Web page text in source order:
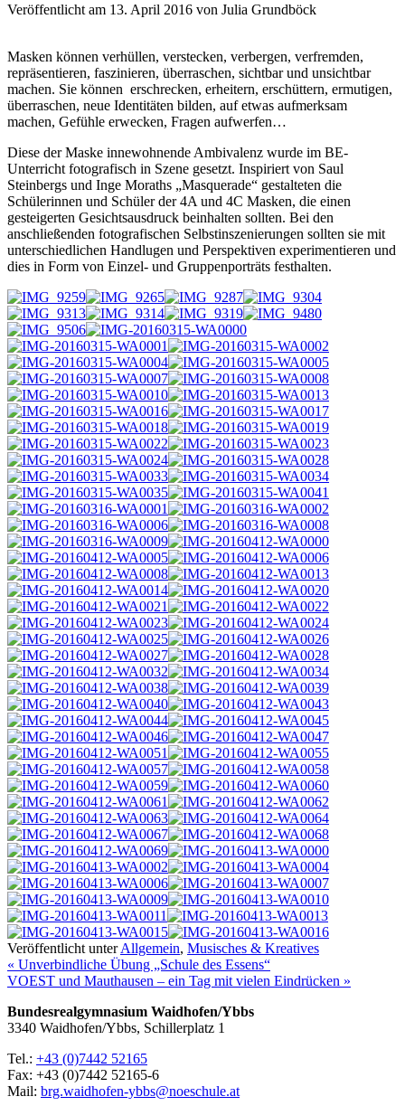
Veröffentlicht am 13. April 2016 von Julia Grundböck
Masken können verhüllen, verstecken, verbergen, verfremden,
repräsentieren, faszinieren, überraschen, sichtbar und unsichtbar
machen. Sie können erschrecken, erheitern, erschüttern, ermutigen,
überraschen, neue Identitäten bilden, auf etwas aufmerksam
machen, Gefühle erwecken, Fragen aufwerfen…
Diese der Maske innewohnende Ambivalenz wurde im BE-
Unterricht fotografisch in Szene gesetzt. Inspiriert von Saul
Steinbergs und Inge Moraths „Masquerade“ gestalteten die
Schülerinnen und Schüler der 4A und 4C Masken, die einen
gesteigerten Gesichtsausdruck beinhalten sollten. Bei den
anschließenden fotografischen Selbstinszenierungen sollten sie mit
unterschiedlichen Handlugen und Perspektiven experimentieren und
dies in Form von Einzel- und Gruppenporträts festhalten.
Veröffentlicht unterAllgemein, Musisches & Kreatives
« Unverbindliche Übung „Schule des Essens“
VOEST und Mauthausen – ein Tag mit vielen Eindrücken »
Bundesrealgymnasium Waidhofen/Ybbs
3340 Waidhofen/Ybbs, Schillerplatz 1
Tel.: +43 (0)7442 52165
Fax: +43 (0)7442 52165-6
Mail: brg.waidhofen-ybbs@noeschule.at